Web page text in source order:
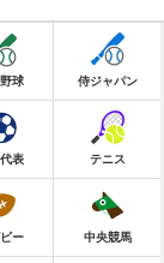
球 侍ジャパン
表 テニス
ー 中央競馬